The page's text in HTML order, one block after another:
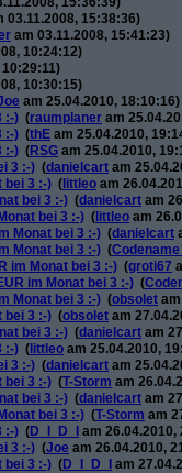
03.11.2008, 15:38:36)
am 03.11.2008, 15:41:23)
10:24:12)
10:30:15)
am 25.04.2010, 18:10:16)
:-) (raumplaner am
:-) (thE am 25.04.2010,
:-) (RSG am 25.04.2010,
3 :-) (danielcart am
bei 3 :-) ( littleo am
bei 3 :-) (danielcart am
bei 3 :-) ( littleo am
Monat bei 3 :-) (danielcart
Monat bei 3 :-) (Codename
im Monat bei 3 :-) (groti67
im Monat bei 3 :-) (
Monat bei 3 :-) (obsolet
bei 3 :-) (obsolet am
bei 3 :-) (danielcart am
:-) ( littleo am 25.04.2010,
3 :-) (danielcart am
bei 3 :-) (T-Storm am
bei 3 :-) (danielcart am
bei 3 :-) (T-Storm am
:-) (D_I_D_I
am 26.04.2010,
3 :-) (Joe am 26.04.2010,
bei 3 :-) (D_I_D_I am